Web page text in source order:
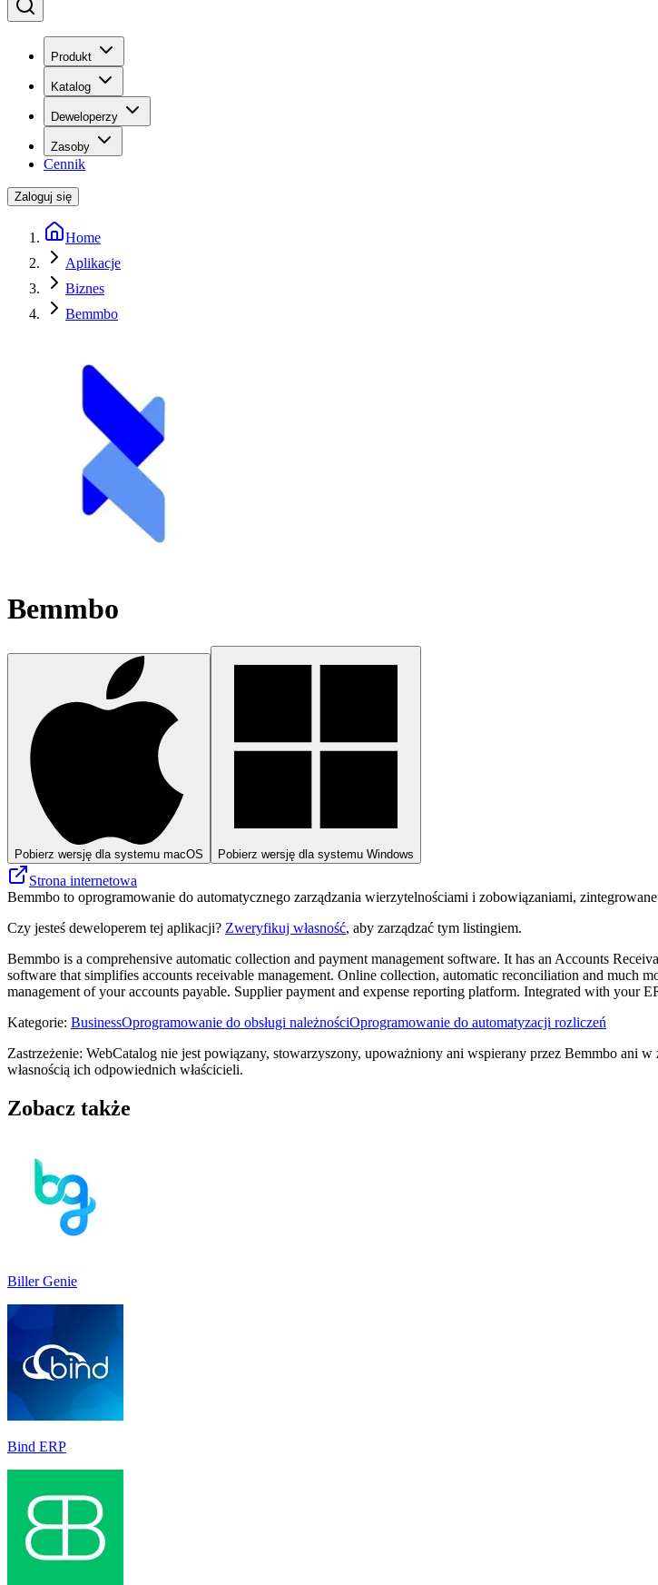
Produkt
Katalog
Deweloperzy
Zasoby
Cennik
Zaloguj się
Home
Aplikacje
Biznes
Bemmbo
Bemmbo
Pobierz wersję dla systemu macOS Pobierz wersję dla systemu Windows
Strona internetowa
Bemmbo to oprogramowanie do automatycznego zarządzania wierzytelnościami i zobowiązaniami,
Czy jesteś deweloperem tej aplikacji? Zweryfikuj własność, aby zarządzać tym listingiem.
Bemmbo is a comprehensive automatic collection and payment management software. It has an Accounts
software that simplifies accounts receivable management. Online collection, automatic reconciliation and much
management of your accounts payable. Supplier payment and expense reporting platform. Integrated with your
Kategorie: BusinessOprogramowanie do obsługi należnościOprogramowanie do automatyzacji rozliczeń
Zastrzeżenie: WebCatalog nie jest powiązany, stowarzyszony, upoważniony ani wspierany przez Bemmbo ani
własnością ich odpowiednich właścicieli.
Zobacz także
Biller Genie
Bind ERP